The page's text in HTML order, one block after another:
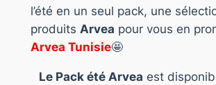
l’été en un seul pack, une
produits Arvea pour vous en
Arvea Tunisie🤩
Le Pack étéArvea est